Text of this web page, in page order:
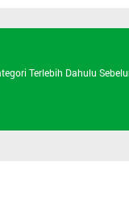
Terlebih Dahulu